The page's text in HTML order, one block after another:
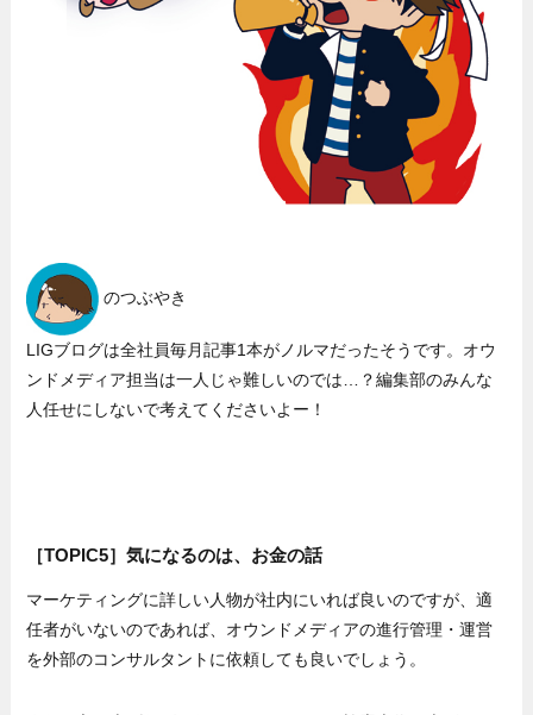
のつぶやき
LIGブログは全社員毎月記事1本がノルマだったそうです。オウ
ンドメディア担当は一人じゃ難しいのでは…？編集部のみんな
人任せにしないで考えてくださいよー！
［TOPIC5］気になるのは、お金の話
マーケティングに詳しい人物が社内にいれば良いのですが、適
任者がいないのであれば、オウンドメディアの進行管理・運営
を外部のコンサルタントに依頼しても良いでしょう。